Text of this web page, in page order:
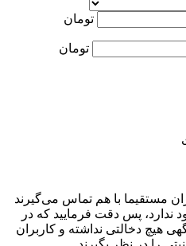
تومان
تومان
مستقیما با هم تماس می‌گیرند
ندارد، پس دقت فرمایید که در
هیچ دخالتی نداشته و کاربران